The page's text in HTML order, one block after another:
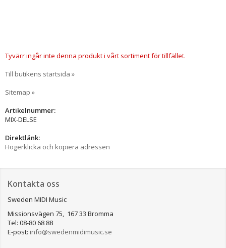
Tyvärr ingår inte denna produkt i vårt sortiment för tillfället.
Till butikens startsida »
Sitemap »
Artikelnummer:
MIX-DELSE
Direktlänk:
Högerklicka och kopiera adressen
Kontakta oss
Sweden MIDI Music
Missionsvägen 75, 167 33 Bromma
Tel: 08-80 68 88
E-post: info@swedenmidimusic.se